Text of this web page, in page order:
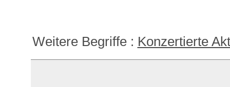
Weitere Begriffe : Konzertierte